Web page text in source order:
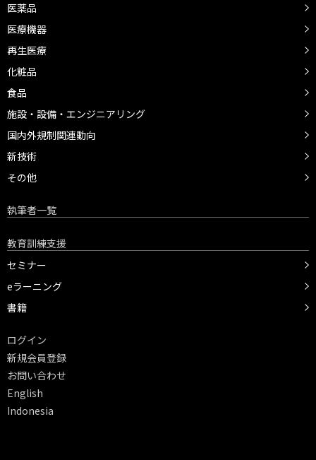
医薬品
医療機器
再生医療
化粧品
食品
施設・設備・エンジニアリング
国内外規制関連動向
新技術
その他
執筆者一覧
教育訓練支援
セミナー
eラーニング
書籍
ログイン
新規会員登録
お問い合わせ
English
Indonesia